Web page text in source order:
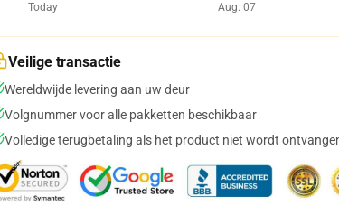
Today
Aug. 07
Veilige transactie
Wereldwijde levering aan uw deur
Volgnummer voor alle pakketten beschikbaar
Volledige terugbetaling als het product niet wordt